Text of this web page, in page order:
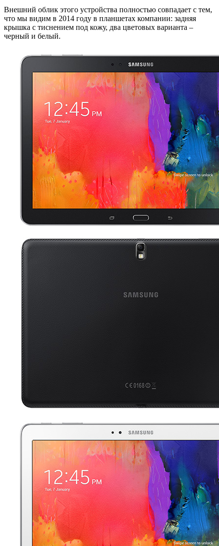
Внешний облик этого устройства полностью совпадает с тем,
что мы видим в 2014 году в планшетах компании: задняя
крышка с тиснением под кожу, два цветовых варианта –
черный и белый.